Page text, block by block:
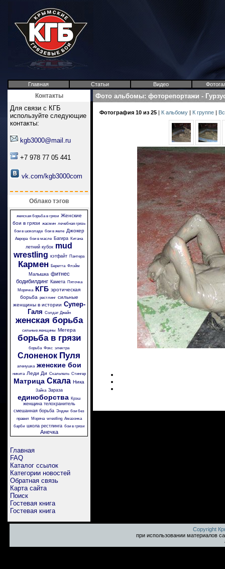
Главная Статьи Видео
Контакты
Для связи с КГБ
используйте следующие
контакты:
kgb3000@mail.ru
+7 978 77 05 441
vk.com/kgb3000com
Облако тэгов
женская борьба в грязи Женские
бои в грязи жасмин лечебная грязь
бои в шоколаде бои в желе Джокер
Аврора бои в масле Багира Китана
летний кубок mud
wrestling кэтфайт Пантера
Кармен Беретта Флэйм
Малышка фитнес
бодибилдинг Камета
Пяточка
Морячка КГБ эротическая
борьба рестлинг сильные
женщины в истории Супер-
Галя Солдат Джейн
женская борьба
сильные женщины Мегера
борьба в грязи
борьба Фокс электра
Слоненок Пуля
аленушка женские бои
никита Леди Ди Скальпель Стингер
Матрица Скала Ника
Зайка Зараза
единоборства Крэш
женщина телохранитель
смешанная борьба Энджи бои без
правил
Моряча wrestling Амазонка
барби школа рестлинга бои в грязи
Анечка
Главная
FAQ
Каталог ссылок
Категории новостей
Обратная связь
Карта сайта
Поиск
Гостевая книга
Гостевая книга
Фото альбомы: фоторепортажи -
Фотография 10 из 25 | К альбому | К группе |
Copyright
при использовании материалов